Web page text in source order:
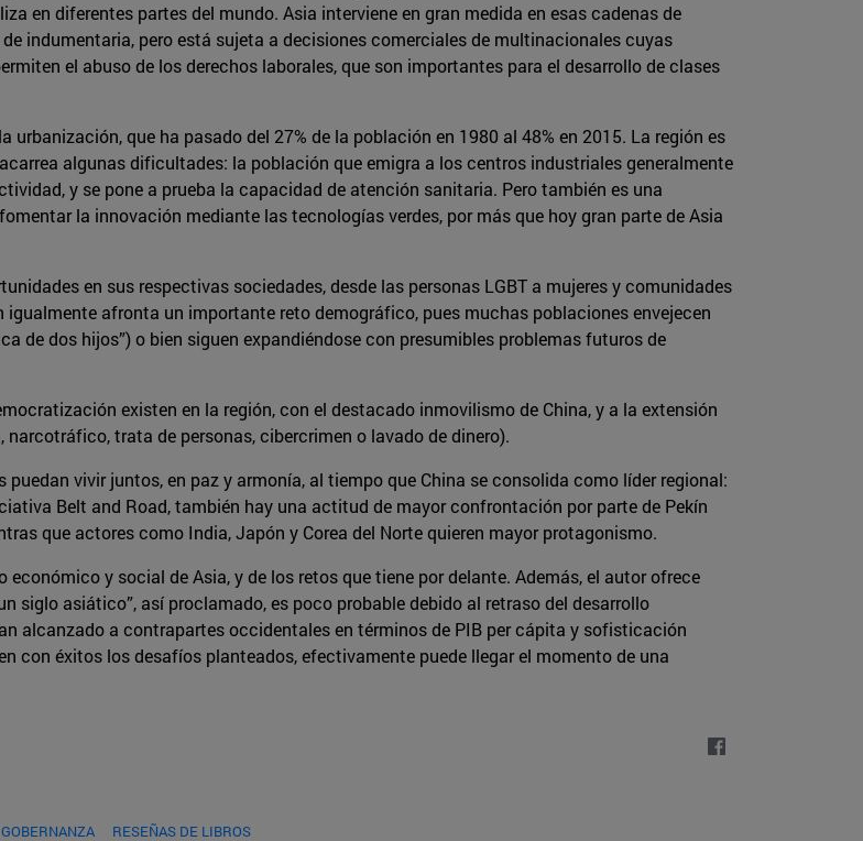
en diferentes partes del mundo. Asia interviene en gran medida en esas cadenas de
indumentaria, pero está sujeta a decisiones comerciales de multinacionales cuyas
el abuso de los derechos laborales, que son importantes para el desarrollo de clases
que ha pasado del 27% de la población en 1980 al 48% en 2015. La región es
algunas dificultades: la población que emigra a los centros industriales generalmente
y se pone a prueba la capacidad de atención sanitaria. Pero también es una
la innovación mediante las tecnologías verdes, por más que hoy gran parte de Asia
en sus respectivas sociedades, desde las personas LGBT a mujeres y comunidades
afronta un importante reto demográfico, pues muchas poblaciones envejecen
de dos hijos”) o bien siguen expandiéndose con presumibles problemas futuros de
existen en la región, con el destacado inmovilismo de China, y a la extensión
trata de personas, cibercrimen o lavado de dinero).
vivir juntos, en paz y armonía, al tiempo que China se consolida como líder regional:
Belt and Road, también hay una actitud de mayor confrontación por parte de Pekín
que actores como India, Japón y Corea del Norte quieren mayor protagonismo.
y social de Asia, y de los retos que tiene por delante. Además, el autor ofrece
siglo asiático”, así proclamado, es poco probable debido al retraso del desarrollo
alcanzado a contrapartes occidentales en términos de PIB per cápita y sofisticación
con éxitos los desafíos planteados, efectivamente puede llegar el momento de una
RESEÑAS DE LIBROS